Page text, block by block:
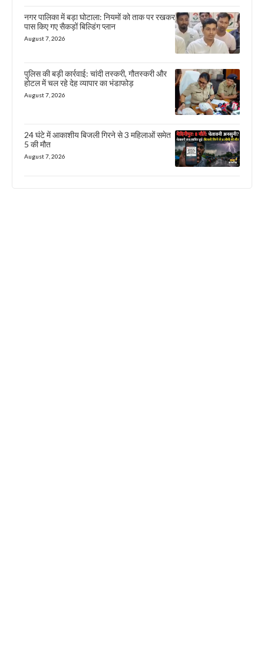
नगर पालिका में बड़ा घोटाला: नियमों को ताक पर रखकर
पास किए गए सैकड़ों बिल्डिंग प्लान
August 7, 2026
पुलिस की बड़ी कार्रवाई: चांदी तस्करी, गौतस्करी और
होटल में चल रहे देह व्यापार का भंडाफोड़
August 7, 2026
24 घंटे में आकाशीय बिजली गिरने से 3 महिलाओं समेत
5 की मौत
August 7, 2026